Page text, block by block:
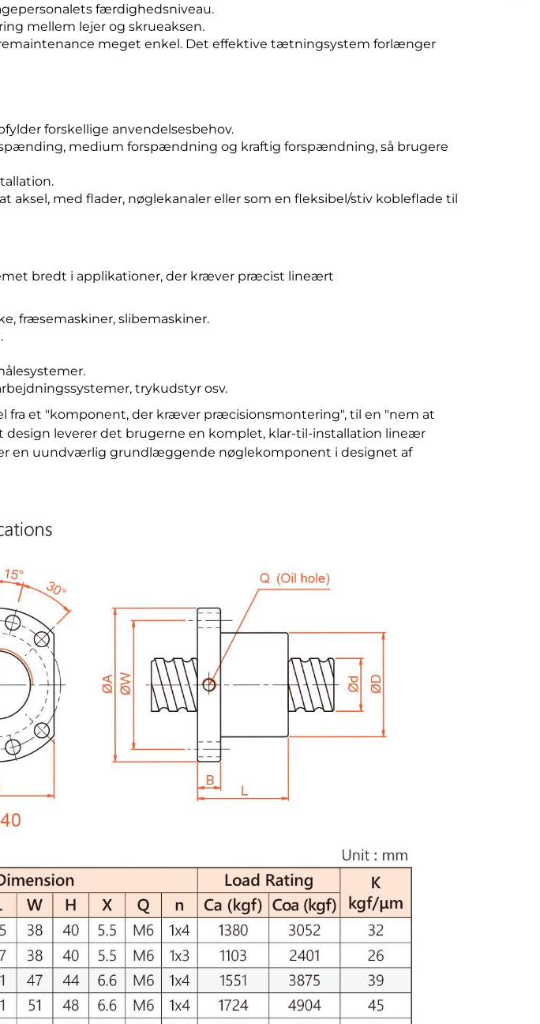
færdighedsniveau.
mellem lejer og skrueaksen.
meget enkel. Det effektive tætningsystem forlænger
forskellige anvendelsesbehov.
medium forspændning og kraftig forspændning, så brugere
aksel, med flader, nøglekanaler eller som en fleksibel/stiv kobleflade til
bredt i applikationer, der kræver præcist lineært
fræsemaskiner, slibemaskiner.
trykudstyr osv.
et "komponent, der kræver præcisionsmontering", til en "nem at
leverer det brugerne en komplet, klar-til-installation lineær
en uundværlig grundlæggende nøglekomponent i designet af